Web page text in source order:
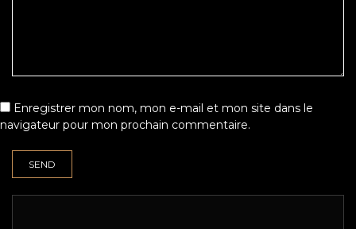
Enregistrer mon nom, mon e-mail et mon site dans le
navigateur pour mon prochain commentaire.